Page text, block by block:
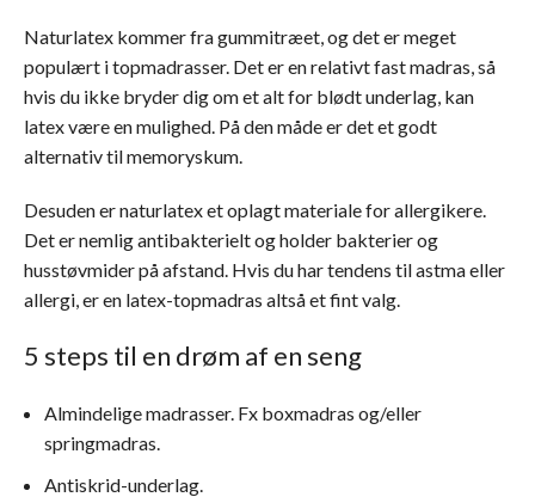
Naturlatex kommer fra gummitræet, og det er meget
populært i topmadrasser. Det er en relativt fast madras, så
hvis du ikke bryder dig om et alt for blødt underlag, kan
latex være en mulighed. På den måde er det et godt
alternativ til memoryskum.
Desuden er naturlatex et oplagt materiale for allergikere.
Det er nemlig antibakterielt og holder bakterier og
husstøvmider på afstand. Hvis du har tendens til astma eller
allergi, er en latex-topmadras altså et fint valg.
5 steps til en drøm af en seng
Almindelige madrasser. Fx boxmadras og/eller
springmadras.
Antiskrid-underlag.